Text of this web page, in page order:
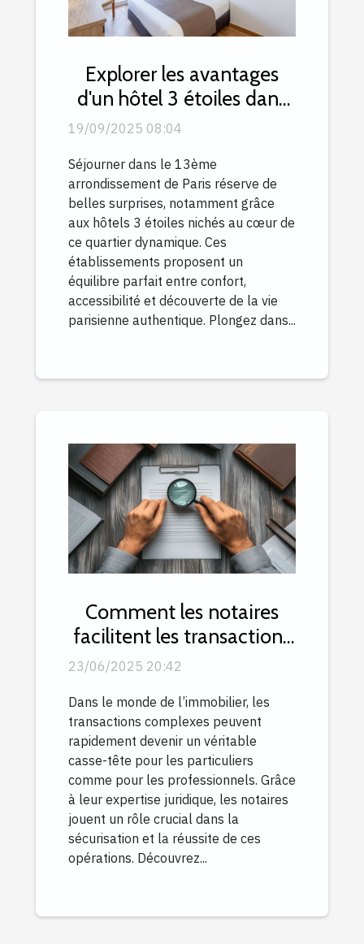
Explorer les avantages
d'un hôtel 3 étoiles dans
le 13ème arrondissement
19/09/2025 08:04
Séjourner dans le 13ème
arrondissement de Paris réserve de
belles surprises, notamment grâce
aux hôtels 3 étoiles nichés au cœur de
ce quartier dynamique. Ces
établissements proposent un
équilibre parfait entre confort,
accessibilité et découverte de la vie
parisienne authentique. Plongez dans...
Comment les notaires
facilitent les transactions
immobilières complexes
23/06/2025 20:42
Dans le monde de l’immobilier, les
transactions complexes peuvent
rapidement devenir un véritable
casse-tête pour les particuliers
comme pour les professionnels. Grâce
à leur expertise juridique, les notaires
jouent un rôle crucial dans la
sécurisation et la réussite de ces
opérations. Découvrez...